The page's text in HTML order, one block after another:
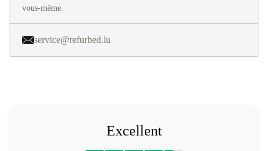
vous-même.
service@refurbed.lu
Excellent